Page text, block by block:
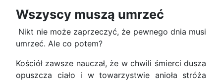
Wszyscy muszą umrzeć
Nikt nie może zaprzeczyć, że pewnego dnia musi
umrzeć. Ale co potem?
Kościół zawsze nauczał, że w chwili śmierci dusza
opuszcza ciało i w towarzystwie anioła stróża